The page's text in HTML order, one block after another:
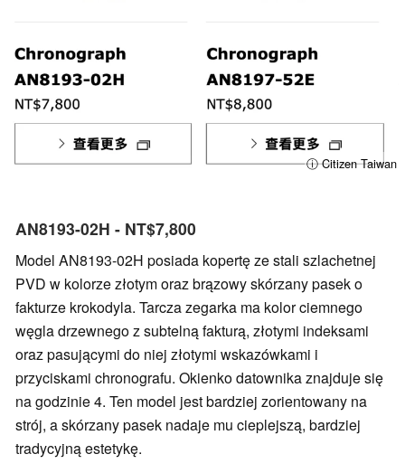
ⓘ Citizen Taiwan
AN8193-02H - NT$7,800
Model AN8193-02H posiada kopertę ze stali szlachetnej
PVD w kolorze złotym oraz brązowy skórzany pasek o
fakturze krokodyla. Tarcza zegarka ma kolor ciemnego
węgla drzewnego z subtelną fakturą, złotymi indeksami
oraz pasującymi do niej złotymi wskazówkami i
przyciskami chronografu. Okienko datownika znajduje się
na godzinie 4. Ten model jest bardziej zorientowany na
strój, a skórzany pasek nadaje mu cieplejszą, bardziej
tradycyjną estetykę.